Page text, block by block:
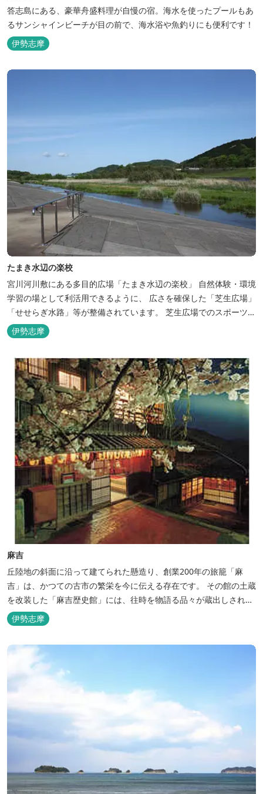
答志島にある、豪華舟盛料理が自慢の宿。海水を使ったプールもあ
るサンシャインビーチが目の前で、海水浴や魚釣りにも便利です！
伊勢志摩
たまき水辺の楽校
宮川河川敷にある多目的広場「たまき水辺の楽校」 自然体験・環境
学習の場として利活用できるように、 広さを確保した「芝生広場」
「せせらぎ水路」等が整備されています。 芝生広場でのスポーツや
バーベキューはもちろん、 車での乗り入れも可能なため、オートキ
ャンプなどもお楽しみいただけます！ 火災防止のため、バーベキュ
ー･焚火等をする際は、 直火にならないように焚火台･コンロ等を
使...
伊勢志摩
麻吉
丘陸地の斜面に沿って建てられた懸造り、創業200年の旅籠「麻
吉」は、かつての古市の繁栄を今に伝える存在です。 その館の土蔵
を改装した「麻吉歴史館」には、往時を物語る品々が蔵出しされ、
お伊勢参り華やかなりし頃へとお誘い致します。
伊勢志摩